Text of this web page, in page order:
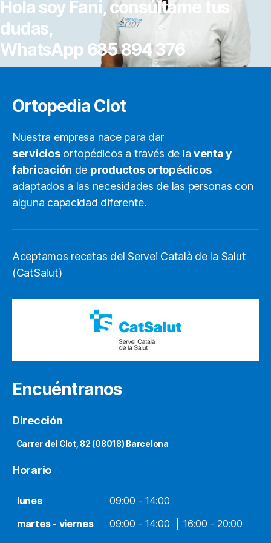
Hola soy Fani, consúltame tus
dudas,
WhatsApp 685 894 376
Ortopedia Clot
Nuestra empresa nace para dar
serviciosortopédicos a través de laventa y
fabricación de productos ortopédicos
adaptados a las necesidades de las personas con
alguna capacidad diferente.
Aceptamos recetas del Servei Català de la Salut
(CatSalut)
Encuéntranos
Dirección
Carrer del Clot, 82 (08018) Barcelona
Horario
lunes
09:00 - 14:00
martes - viernes
09:00 - 14:00 16:00 - 20:00